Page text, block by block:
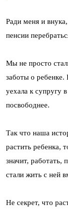
Ради меня и
пенсии
Мы не просто
заботы о
уехала к супругу
посвободнее.
Так что наша
растить ребенка,
значит, работать,
стали жить с ней
Не секрет, что